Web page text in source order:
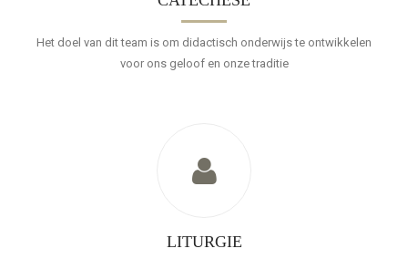
Het doel van dit team is om didactisch onderwijs te ontwikkelen
voor ons geloof en onze traditie
LITURGIE